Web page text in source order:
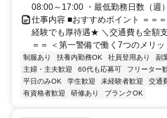
08:00～17:00 ・最低勤務日数（週
仕事内容 ■おすすめポイント ＝＝
経験でも厚待遇★ ＼交通費も全額
＝＝ ＜第一警備で働く7つのメリ
制服あり 扶養内勤務OK 社員登用あり 副
主婦・主夫歓迎
60代も応募可 フリーター
平日のみOK
学生歓迎 未経験者歓迎 交通
有資格者歓迎
研修あり ブランクOK